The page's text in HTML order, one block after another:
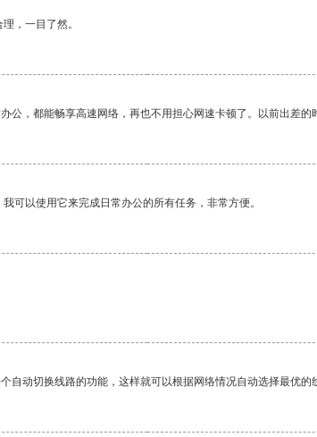
，一目了然。
，都能畅享高速网络，再也不用担心网速卡顿了。以前出差
可以使用它来完成日常办公的所有任务，非常方便。
动切换线路的功能，这样就可以根据网络情况自动选择最优的